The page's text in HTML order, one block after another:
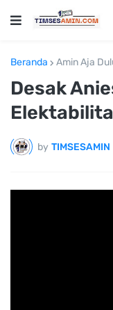
Beranda Amin Aja
Desak
by TIMSESAMIN